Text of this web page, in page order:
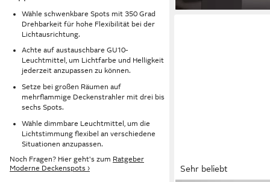
Wähle schwenkbare Spots mit 350 Grad
Drehbarkeit für hohe Flexibilität bei der
Lichtausrichtung.
Achte auf austauschbare GU10-
Leuchtmittel, um Lichtfarbe und Helligkeit
jederzeit anzupassen zu können.
Setze bei großen Räumen auf
mehrflammige Deckenstrahler mit drei bis
sechs Spots.
Wähle dimmbare Leuchtmittel, um die
Lichtstimmung flexibel an verschiedene
Situationen anzupassen.
Noch Fragen? Hier geht's zum Ratgeber
Moderne Deckenspots ›
Sehr beliebt